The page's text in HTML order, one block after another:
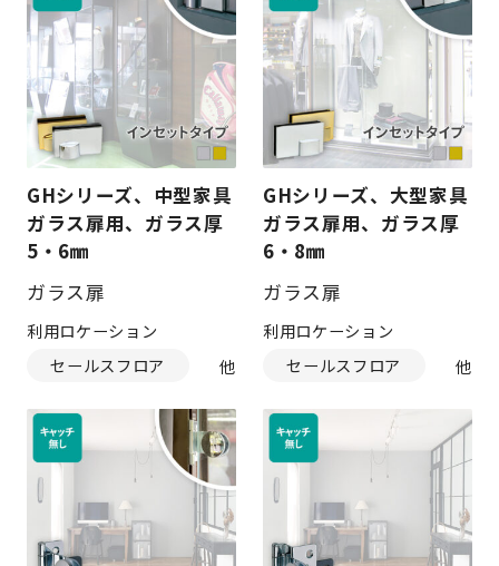
GHシリーズ、中型家具
ガラス扉用、ガラス厚
5・6㎜
ガラス扉
利用ロケーション
セールスフロア
GHシリーズ、大型家具
ガラス扉用、ガラス厚
6・8㎜
ガラス扉
利用ロケーション
セールスフロア